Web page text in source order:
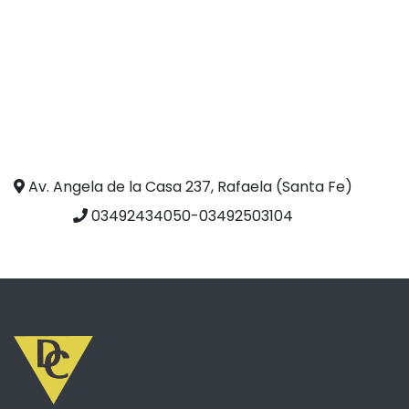
Av. Angela de la Casa 237, Rafaela (Santa Fe)
03492434050-03492503104